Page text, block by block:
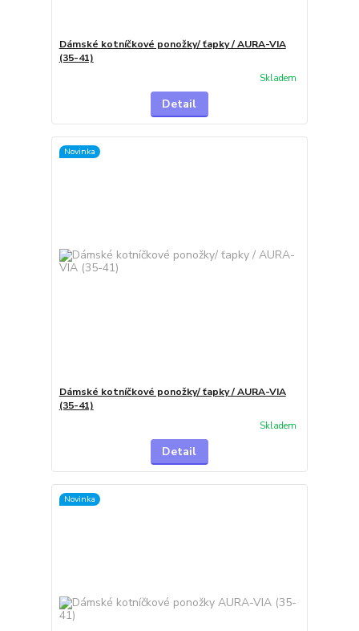
Dámské kotníčkové ponožky/ ťapky / AURA-VIA
(35-41)
Skladem
Detail
Novinka
Dámské kotníčkové ponožky/ ťapky / AURA-VIA
(35-41)
Skladem
Detail
Novinka